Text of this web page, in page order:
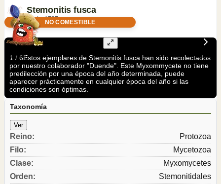
Stemonitis fusca
Roth, 1787NO COMESTIBLE
1 / 6Estos ejemplares de Stemonitis fusca han sido recolectados
por nuestro colaborador "Duende". Este Myxommycete no tiene
predilección por una época del año determinada, puede
aparecer prácticamente en cualquier época del año si las
condiciones son óptimas.
Taxonomía
Ver
Reino:
Protozoa
Filo:
Mycetozoa
Clase:
Myxomycetes
Orden:
Stemonitidales